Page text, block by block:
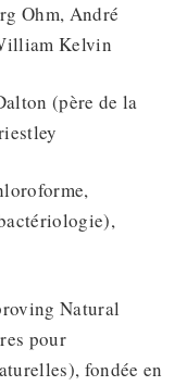
Ohm, André
Kelvin
(père de la
Natural
pour
fondée en